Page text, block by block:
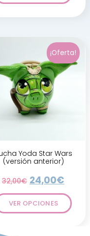
¡Oferta!
Yoda Star Wars
(versión anterior)
32,00€ 24,00€
VER OPCIONES